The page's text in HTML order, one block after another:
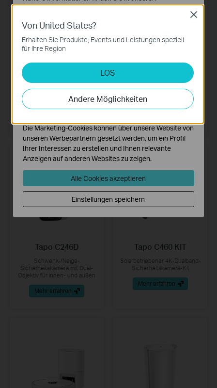
Smartes Switch-Modul
Mehr erfahren
Eine einheitliche Cloud-
Management-Plattform für Ihr
Netzwerk und Ihre Überwachung
Tapo C246D
Schwenk-/Neige-
Sicherheitskamera mit Dual-
Objektiv für innen- und außen
Mehr erfahren
Tapo C460 KIT
Solarbetriebener 4K-Dualband-
Sicherheitskamera-Kit
Mehr erfahren
Von United States?
Erhalten Sie Produkte, Events und Leistungen speziell
für Ihre Region
LOS
Andere Möglichkeiten
Close
Datenschutzhinweisen.
Notwendige Cookies
Diese Cookies sind zur Funktion der Website
erforderlich und können in Ihren Systemen nicht
Analyse- und Marketing-Cookies
Analyse-Cookies ermöglichen es uns, Ihre Aktivitäten
auf unserer Website zu analysieren, um die
Funktionsweise unserer Website zu verbessern und
Die Marketing-Cookies können über unsere Website von
unseren Werbepartnern gesetzt werden, um ein Profil
Ihrer Interessen zu erstellen und Ihnen relevante
Anzeigen auf anderen Websites zu zeigen.
Alle Cookies akzeptieren
Einstellungen speichern